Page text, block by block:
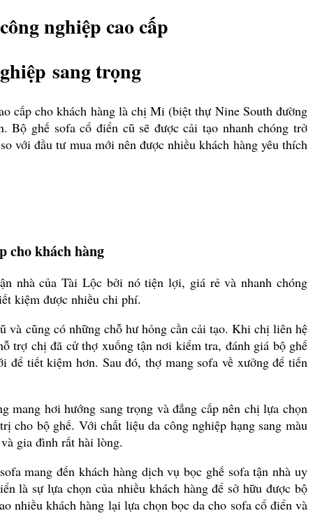
nghiệp cao cấp
sang trọng
cấp cho khách hàng là chị Mi (biệt thự Nine South đường
ghế sofa cổ điển cũ sẽ được cải tạo nhanh chóng trở
với đầu tư mua mới nên được nhiều khách hàng yêu thích
cho khách hàng
nhà của Tài Lộc bởi nó tiện lợi, giá rẻ và nhanh chóng
kiệm được nhiều chi phí.
và cũng có những chỗ hư hỏng cần cải tạo. Khi chị liên hệ
trợ chị đã cử thợ xuống tận nơi kiểm tra, đánh giá bộ ghế
để tiết kiệm hơn. Sau đó, thợ mang sofa về xưởng để tiến
mang hơi hướng sang trọng và đẳng cấp nên chị lựa chọn
cho bộ ghế. Với chất liệu da công nghiệp hạng sang màu
gia đình rất hài lòng.
mang đến khách hàng dịch vụ bọc ghế sofa tận nhà uy
là sự lựa chọn của nhiều khách hàng để sở hữu được bộ
nhiều khách hàng lại lựa chọn bọc da cho sofa cổ điển và